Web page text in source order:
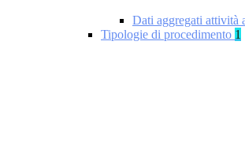
Dati aggregati attività
Tipologie di procedimento 1